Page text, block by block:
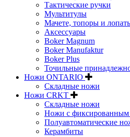
Тактические ручки
Мультитулы
Мачете, топоры и
Аксессуары
Boker Magnum
Boker Manufaktur
Boker Plus
Точильные
Ножи ONTARIO
Складные ножи
Ножи CRKT
Складные ножи
Ножи с фиксированным
Полуавтоматические
Керамбиты